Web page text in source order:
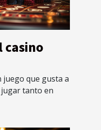
casino
juego que gusta a
jugar tanto en